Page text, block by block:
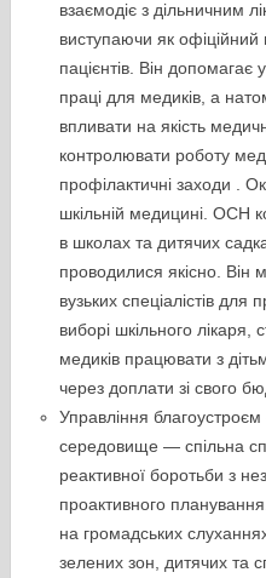
взаємодіє з дільничним
виступаючи як
пацієнтів. Він
праці для медиків, а
впливати на якість
контролювати роботу
профілактичні заходи .
шкільній медицині. ОСН
в школах та дитячих
проводилися якісно. Він
вузьких спеціалістів для
виборі шкільного
медиків працювати з
через доплати зі свого
Управління
середовище — спільна
реактивної боротьби з
проактивного
на громадських
зелених зон, дитячих та